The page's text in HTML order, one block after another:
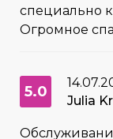
специально
Огромное
5.0
Julia